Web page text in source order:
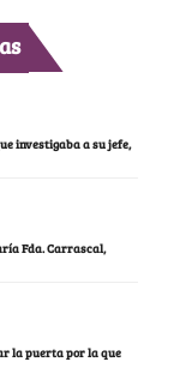
investigaba a su jefe,
Fda. Carrascal,
la puerta por la que